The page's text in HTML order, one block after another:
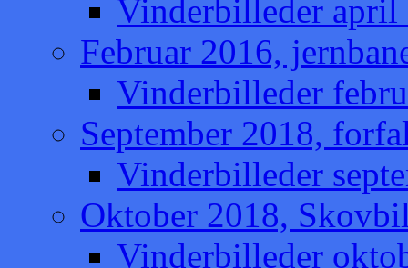
Vinderbilleder april
Februar 2016,
Vinderbilleder
September 2018,
Vinderbilleder
Oktober 2018,
Vinderbilleder